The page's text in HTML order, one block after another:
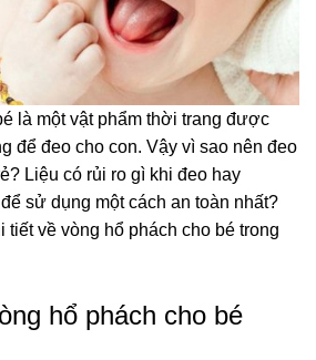
là một vật phẩm thời trang được
để đeo cho con. Vậy vì sao nên đeo
Liệu có rủi ro gì khi đeo hay
sử dụng một cách an toàn nhất?
tiết về vòng hổ phách cho bé trong
hổ phách cho bé